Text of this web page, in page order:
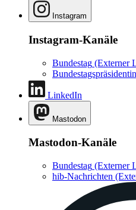
Instagram
Instagram-Kanäle
Bundestag (Externer
Bundestagspräsidentin
LinkedIn
Mastodon
Mastodon-Kanäle
Bundestag (Externer
hib-Nachrichten